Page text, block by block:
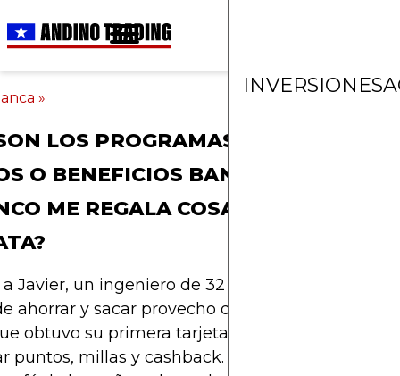
INVERSIONES
»
LOS PROGRAMAS DE
O BENEFICIOS BANCARIOS? ¿POR
ME REGALA COSAS Y DE DÓNDE
Javier, un ingeniero de 32 años que siempre
ahorrar y sacar provecho de cada gasto que
obtuvo su primera tarjeta de crédito, se
puntos, millas y cashback. Pagaba todo con